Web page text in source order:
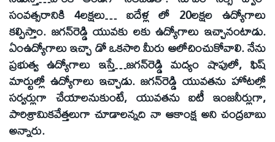
సంవత్సరానికి 4లక్షలు… ఐదేళ్ల లో 20లక్షల ఉద్యోగాలు
కల్పిస్తాం. జగన్‌రెడ్డి యువకు లకు ఉద్యోగాలు ఇచ్చానంటాడు.
ఏంఉద్యోగాలు ఇచ్చా డో ఒకసారి మీరు ఆలోచించుకోవాలి. నేను
ప్రభుత్వ ఉద్యోగాలు ఇస్తే…జగన్‌రెడ్డి మద్యం షాపులో, ఫిష్‌
మార్టుల్లో ఉద్యోగాలు ఇచ్చాడు. జగన్‌రెడ్డి యువతను హోటల్లో
సర్వర్లుగా చేయాలనుకుంటే, యువతను ఐటీ ఇంజనీర్లుగా,
పారిశ్రామికవేత్తలుగా చూడాలన్నది నా ఆకాంక్ష అని చంద్రబాబు
అన్నారు.